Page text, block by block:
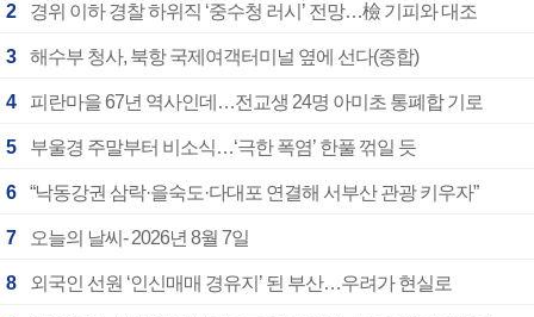
2 경위 이하 경찰 하위직 ‘중수청 러시’ 전망…檢 기피와 대조
3 해수부 청사, 북항 국제여객터미널 옆에 선다(종합)
4 피란마을 67년 역사인데…전교생 24명 아미초 통폐합 기로
5 부울경 주말부터 비소식…‘극한 폭염’ 한풀 꺾일 듯
6 “낙동강권 삼락·을숙도·다대포 연결해 서부산 관광 키우자”
7 오늘의 날씨- 2026년 8월 7일
8 외국인 선원 ‘인신매매 경유지’ 된 부산…우려가 현실로